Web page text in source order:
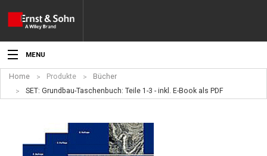
MENU
Aktuelles
Angebote
Home Produkte
Bücher
SET: Grundbau-Taschenbuch: Teile 1-3 - inkl. E-Book als PDF